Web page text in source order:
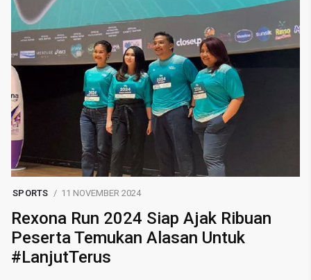
SPORTS 11 NOVEMBER 2024
Rexona Run 2024 Siap Ajak Ribuan
Peserta Temukan Alasan Untuk
#LanjutTerus